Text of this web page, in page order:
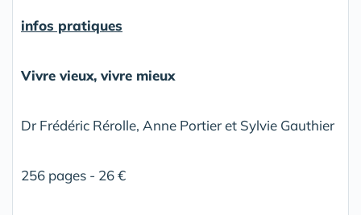
infos pratiques
Vivre vieux, vivre mieux
Dr Frédéric Rérolle, Anne Portier et Sylvie Gauthier
256 pages - 26 €